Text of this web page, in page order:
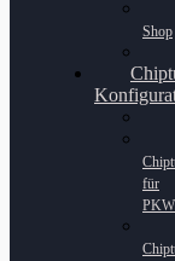
Shop
für